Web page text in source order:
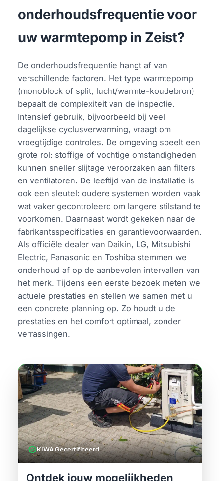
onderhoudsfrequentie voor
uw warmtepomp in Zeist?
De onderhoudsfrequentie hangt af van
verschillende factoren. Het type warmtepomp
(monoblock of split, lucht/warmte-koudebron)
bepaalt de complexiteit van de inspectie.
Intensief gebruik, bijvoorbeeld bij veel
dagelijkse cyclusverwarming, vraagt om
vroegtijdige controles. De omgeving speelt een
grote rol: stoffige of vochtige omstandigheden
kunnen sneller slijtage veroorzaken aan filters
en ventilatoren. De leeftijd van de installatie is
ook een sleutel: oudere systemen worden vaak
wat vaker gecontroleerd om langere stilstand te
voorkomen. Daarnaast wordt gekeken naar de
fabrikantsspecificaties en garantievoorwaarden.
Als officiële dealer van Daikin, LG, Mitsubishi
Electric, Panasonic en Toshiba stemmen we
onderhoud af op de aanbevolen intervallen van
het merk. Tijdens een eerste bezoek meten we
actuele prestaties en stellen we samen met u
een concrete planning op. Zo houdt u de
prestaties en het comfort optimaal, zonder
verrassingen.
verifiedKIWA Gecertificeerd
Ontdek jouw mogelijkheden